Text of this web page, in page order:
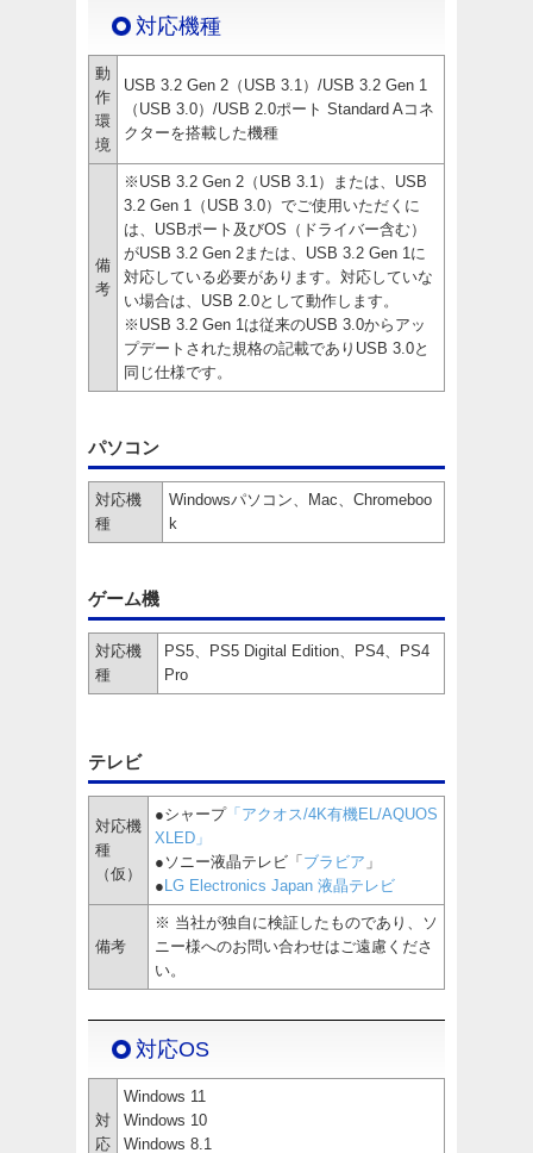
対応機種
動
作
環
境
USB 3.2 Gen 2（USB 3.1）/USB 3.2 Gen 1
（USB 3.0）/USB 2.0ポート Standard Aコネ
クターを搭載した機種
備
考
※USB 3.2 Gen 2（USB 3.1）または、USB
3.2 Gen 1（USB 3.0）でご使用いただくに
は、USBポート及びOS（ドライバー含む）
がUSB 3.2 Gen 2または、USB 3.2 Gen 1に
対応している必要があります。対応していな
い場合は、USB 2.0として動作します。
※USB 3.2 Gen 1は従来のUSB 3.0からアッ
プデートされた規格の記載でありUSB 3.0と
同じ仕様です。
パソコン
対応機
種
Windowsパソコン、Mac、Chromeboo
k
ゲーム機
対応機
種
PS5、PS5 Digital Edition、PS4、PS4
Pro
テレビ
対応機
種
（仮）
●シャープ「アクオス/4K有機EL/AQUOS
XLED」
●ソニー液晶テレビ「 ブラビア 」
● LG Electronics Japan 液晶テレビ
備考
※ 当社が独自に検証したものであり、ソ
ニー様へのお問い合わせはご遠慮くださ
い。
対応OS
対
応
Windows 11
Windows 10
Windows 8.1